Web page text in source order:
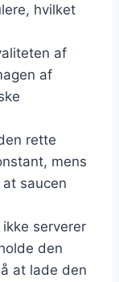
hvilket
af
af
rette
mens
saucen
serverer
den
at lade den